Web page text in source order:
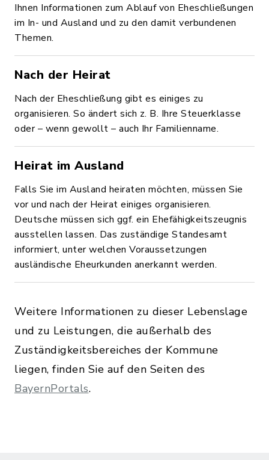
Ihnen Informationen zum Ablauf von Eheschließungen
im In- und Ausland und zu den damit verbundenen
Themen.
Nach der Heirat
Nach der Eheschließung gibt es einiges zu
organisieren. So ändert sich z. B. Ihre Steuerklasse
oder – wenn gewollt – auch Ihr Familienname.
Heirat im Ausland
Falls Sie im Ausland heiraten möchten, müssen Sie
vor und nach der Heirat einiges organisieren.
Deutsche müssen sich ggf. ein Ehefähigkeitszeugnis
ausstellen lassen. Das zuständige Standesamt
informiert, unter welchen Voraussetzungen
ausländische Eheurkunden anerkannt werden.
Weitere Informationen zu dieser Lebenslage
und zu Leistungen, die außerhalb des
Zuständigkeitsbereiches der Kommune
liegen, finden Sie auf den Seiten des
BayernPortals.